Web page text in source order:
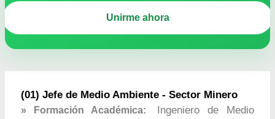
Unirme ahora
(01) Jefe de Medio Ambiente - Sector Minero
» Formación Académica:
Ingeniero de Medio